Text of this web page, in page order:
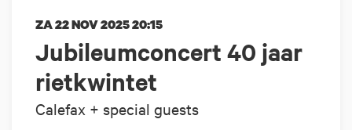
Jubileumconcert 40 jaar
rietkwintet
Calefax + special guests
ZA 22 NOV 202520:15